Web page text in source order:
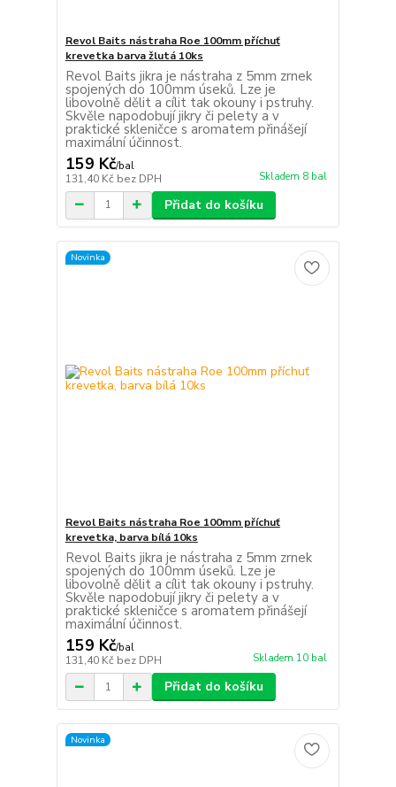
Revol Baits nástraha Roe 100mm příchuť
krevetka barva žlutá 10ks
Revol Baits jikra je nástraha z 5mm zrnek
spojených do 100mm úseků. Lze je
libovolně dělit a cílit tak okouny i pstruhy.
Skvěle napodobují jikry či pelety a v
praktické skleničce s aromatem přinášejí
maximální účinnost.
159 Kč/bal
131,40 Kč bez DPH Skladem 8 bal
Přidat do košíku
Novinka
Revol Baits nástraha Roe 100mm příchuť
krevetka, barva bílá 10ks
Revol Baits jikra je nástraha z 5mm zrnek
spojených do 100mm úseků. Lze je
libovolně dělit a cílit tak okouny i pstruhy.
Skvěle napodobují jikry či pelety a v
praktické skleničce s aromatem přinášejí
maximální účinnost.
159 Kč/bal
131,40 Kč bez DPH Skladem 10 bal
Přidat do košíku
Novinka